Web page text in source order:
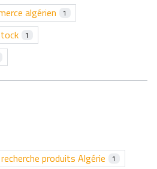
algérien 1
1
produits Algérie 1